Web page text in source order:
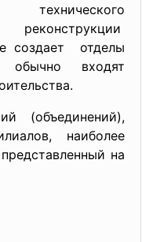
создает отделы
обычно входят
(объединений),
наиболее
на